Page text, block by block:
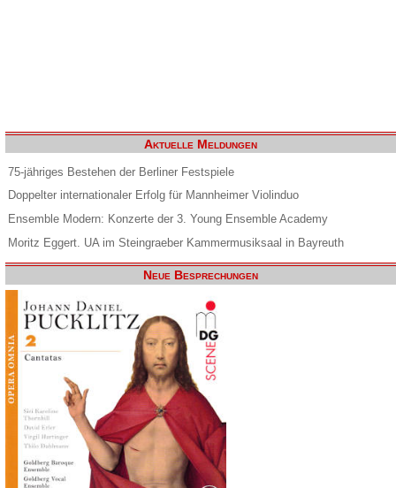
Aktuelle Meldungen
75-jähriges Bestehen der Berliner Festspiele
Doppelter internationaler Erfolg für Mannheimer Violinduo
Ensemble Modern: Konzerte der 3. Young Ensemble Academy
Moritz Eggert. UA im Steingraeber Kammermusiksaal in Bayreuth
Neue Besprechungen